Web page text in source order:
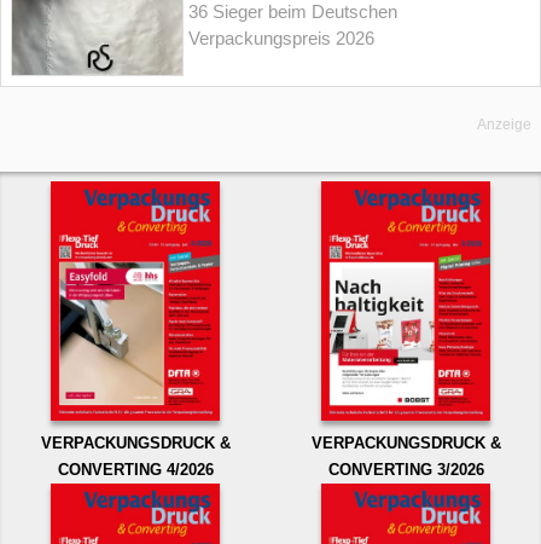
36 Sieger beim Deutschen
Verpackungspreis 2026
Anzeige
VERPACKUNGSDRUCK &
CONVERTING 4/2026
VERPACKUNGSDRUCK &
CONVERTING 3/2026